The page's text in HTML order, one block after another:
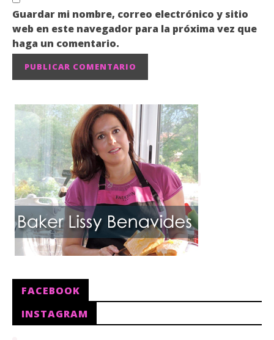
Guardar mi nombre, correo electrónico y sitio
web en este navegador para la próxima vez que
haga un comentario.
FACEBOOK
INSTAGRAM